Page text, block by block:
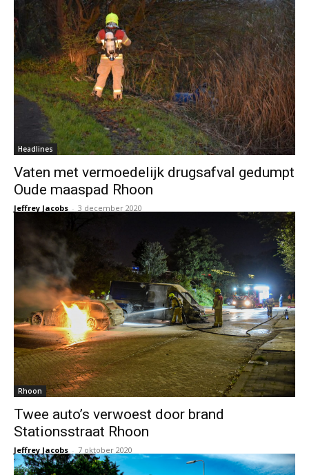
Headlines
Vaten met vermoedelijk drugsafval gedumpt
Oude maaspad Rhoon
Jeffrey Jacobs - 3 december 2020
Rhoon
Twee auto’s verwoest door brand
Stationsstraat Rhoon
Jeffrey Jacobs - 7 oktober 2020